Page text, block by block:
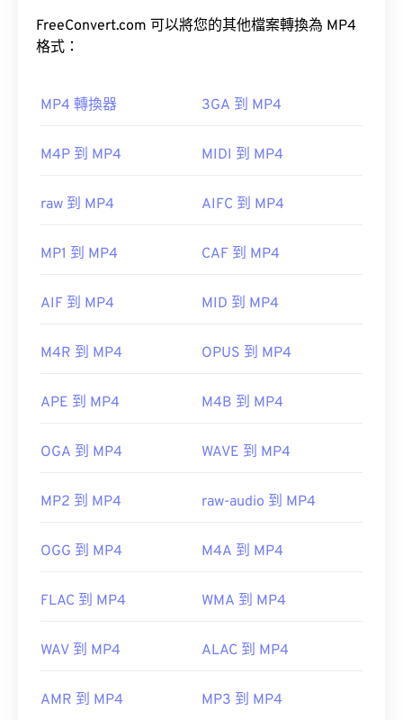
如何開啟 RMI 檔案？
還可以開啟其他音訊檔案格式。
跨平台應用程式方面， VLC 媒體播放器
PlayerNoteworthy Player
首次發布：1983
https://www.midi.org/specations
用於在網路上進行串流媒體播放，例如在 YouTube
上。許多人認為 MP4 是當今最好的視訊格式之一。
MP4 檔案會在作業系統的預設視訊播放器中開啟。
Windows Player 中開
在某些裝置上，尤其是行動裝置上，開啟這種檔案類
料（音訊或視訊編解碼器）與裝置的作業系統不相
VLC 媒體播放器
標準：ISO/IEC 14496
https://en.wikipedia.org/wiki/MPEG-4
4.html
FreeConvert.com 可以將您的其他檔案轉換為 MP4
格式：
MP4 轉換器 3GA 到 MP4
M4P 到 MP4 MIDI 到 MP4
raw 到 MP4 AIFC 到 MP4
MP1 到 MP4 CAF 到 MP4
AIF 到 MP4 MID 到 MP4
M4R 到 MP4 OPUS 到 MP4
APE 到 MP4 M4B 到 MP4
OGA 到 MP4 WAVE 到 MP4
MP2 到 MP4 raw-audio 到 MP4
OGG 到 MP4 M4A 到 MP4
FLAC 到 MP4 WMA 到 MP4
WAV 到 MP4 ALAC 到 MP4
AMR 到 MP4 MP3 到 MP4